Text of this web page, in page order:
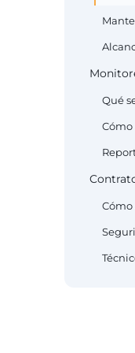
Qué
Cómo